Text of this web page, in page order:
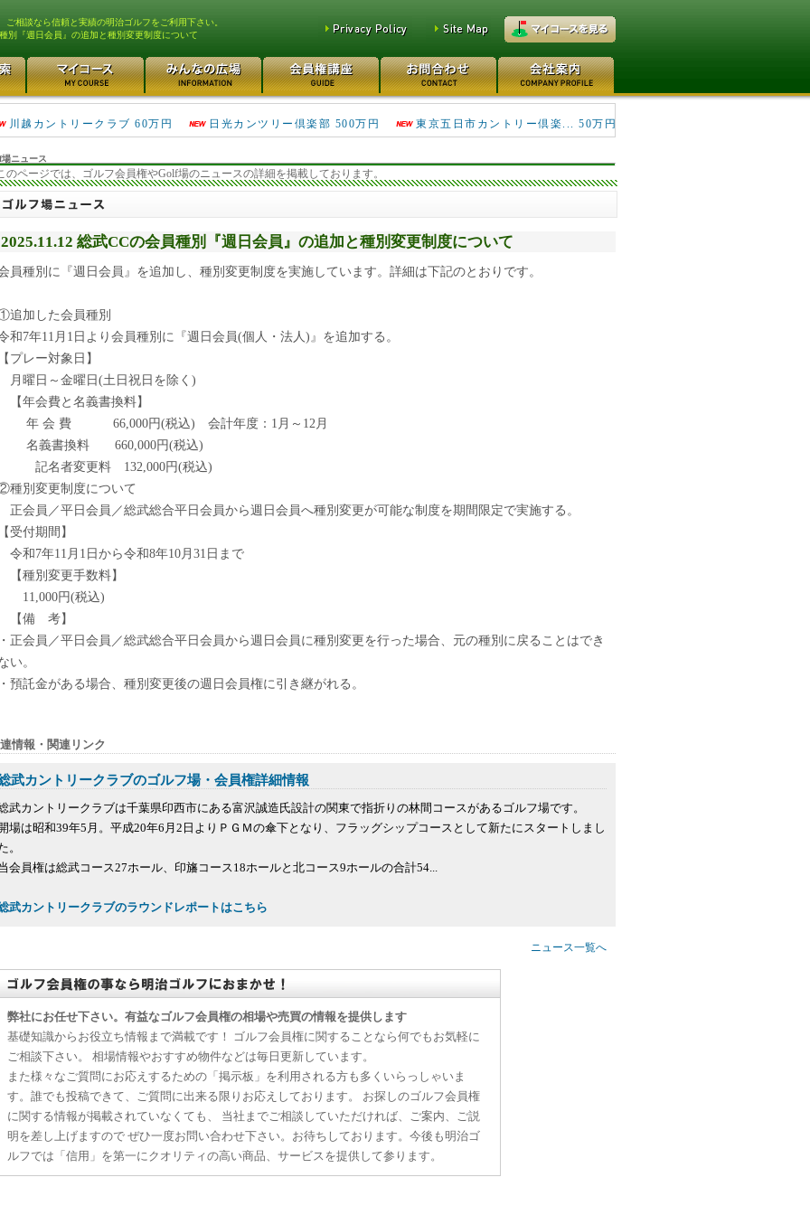
ご相談なら信頼と実績の明治ゴルフをご利用下さい。
別『週日会員』の追加と種別変更制度について
津久井湖ゴルフ倶楽部 80万円 鴻巣カントリークラブ 70万円
キングフィールズゴルフク... 690万円
川越カントリークラブ 60万円
日光カンツリー倶楽部 500万円 東京五日市カントリー倶楽... 50万円
ニュース
のページでは、ゴルフ会員権やGolf場のニュースの詳細を掲載しております。
2025.11.12 総武CCの会員種別『週日会員』の追加と種別変更制度について
員種別に『週日会員』を追加し、種別変更制度を実施しています。詳細は下記のとおりです。
追加した会員種別
和7年11月1日より会員種別に『週日会員(個人・法人)』を追加する。
プレー対象日】
曜日～金曜日(土日祝日を除く)
年会費と名義書換料】
会 費 66,000円(税込) 会計年度：1月～12月
義書換料 660,000円(税込)
名者変更料 132,000円(税込)
種別変更制度について
会員／平日会員／総武総合平日会員から週日会員へ種別変更が可能な制度を期間限定で実施する。
受付期間】
和7年11月1日から令和8年10月31日まで
種別変更手数料】
円(税込)
備 考】
正会員／平日会員／総武総合平日会員から週日会員に種別変更を行った場合、元の種別に戻ることはでき
い。
預託金がある場合、種別変更後の週日会員権に引き継がれる。
情報・関連リンク
武カントリークラブのゴルフ場・会員権詳細情報
武カントリークラブは千葉県印西市にある富沢誠造氏設計の関東で指折りの林間コースがあるゴルフ場です。
場は昭和39年5月。平成20年6月2日よりＰＧＭの傘下となり、フラッグシップコースとして新たにスタートしまし
。
会員権は総武コース27ホール、印旛コース18ホールと北コース9ホールの合計54...
武カントリークラブのラウンドレポートはこちら
ニュース一覧へ
弊社にお任せ下さい。有益なゴルフ会員権の相場や売買の情報を提供します
基礎知識からお役立ち情報まで満載です！ ゴルフ会員権に関することなら何でもお気軽に
ご相談下さい。 相場情報やおすすめ物件などは毎日更新しています。
また様々なご質問にお応えするための「掲示板」を利用される方も多くいらっしゃいま
す。誰でも投稿できて、ご質問に出来る限りお応えしております。 お探しのゴルフ会員権
に関する情報が掲載されていなくても、 当社までご相談していただければ、ご案内、ご説
明を差し上げますので ぜひ一度お問い合わせ下さい。お待ちしております。今後も明治ゴ
ルフでは「信用」を第一にクオリティの高い商品、サービスを提供して参ります。